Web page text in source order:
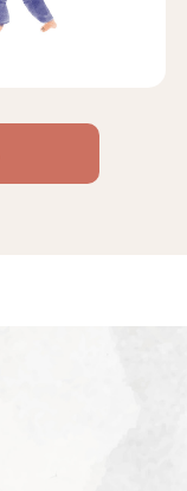
豆・粉